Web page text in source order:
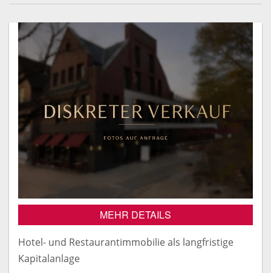
MEHR DETAILS
Hotel- und Restaurantimmobilie als langfristige
Kapitalanlage